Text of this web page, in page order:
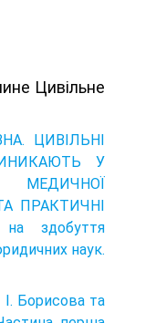
Цивільне
ЦИВІЛЬНІ
У
ПРАКТИЧНІ
здобуття
наук.
Борисова та